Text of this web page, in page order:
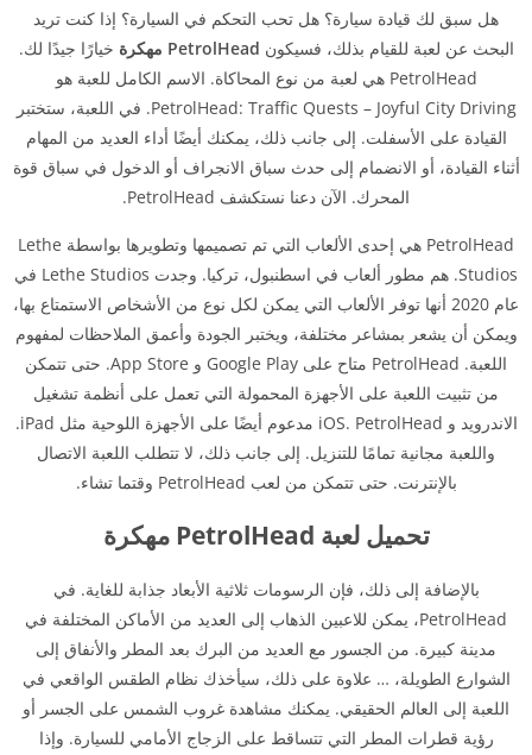
هل سبق لك قيادة سيارة؟ هل تحب التحكم في السيارة؟ إذا كنت تريد
البحث عن لعبة للقيام بذلك، فسيكون PetrolHead مهكرة
خيارًا جيدًا لك.
PetrolHead هي لعبة من نوع المحاكاة. الاسم الكامل للعبة هو
PetrolHead: Traffic Quests – Joyful City Driving. في اللعبة، ستختبر
القيادة على الأسفلت. إلى جانب ذلك، يمكنك أيضًا أداء العديد من المهام
أثناء القيادة، أو الانضمام إلى حدث سباق الانجراف أو الدخول في سباق قوة
المحرك. الآن دعنا نستكشف PetrolHead.
PetrolHead هي إحدى الألعاب التي تم تصميمها وتطويرها بواسطة Lethe
Studios. هم مطور ألعاب في اسطنبول، تركيا. وجدت Lethe Studios في
عام 2020 أنها توفر الألعاب التي يمكن لكل نوع من الأشخاص الاستمتاع بها،
ويمكن أن يشعر بمشاعر مختلفة، ويختبر الجودة وأعمق الملاحظات لمفهوم
اللعبة. PetrolHead متاح على Google Play و App Store. حتى تتمكن
من تثبيت اللعبة على الأجهزة المحمولة التي تعمل على أنظمة تشغيل
الاندرويد و iOS. PetrolHead مدعوم أيضًا على الأجهزة اللوحية مثل iPad.
واللعبة مجانية تمامًا للتنزيل. إلى جانب ذلك، لا تتطلب اللعبة الاتصال
بالإنترنت. حتى تتمكن من لعب PetrolHead وقتما تشاء.
تحميل لعبة PetrolHead مهكرة
بالإضافة إلى ذلك، فإن الرسومات ثلاثية الأبعاد جذابة للغاية. في
PetrolHead، يمكن للاعبين الذهاب إلى العديد من الأماكن المختلفة في
مدينة كبيرة. من الجسور مع العديد من البرك بعد المطر والأنفاق إلى
الشوارع الطويلة، … علاوة على ذلك، سيأخذك نظام الطقس الواقعي في
اللعبة إلى العالم الحقيقي. يمكنك مشاهدة غروب الشمس على الجسر أو
رؤية قطرات المطر التي تتساقط على الزجاج الأمامي للسيارة. وإذا